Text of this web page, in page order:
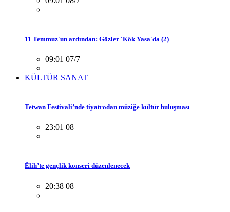
11 Temmuz'un ardından: Gözler 'Kök Yasa'da (2)
09:01 07/7
KÜLTÜR SANAT
Tetwan Festivali’nde tiyatrodan müziğe kültür buluşması
23:01 08
Êlih’te gençlik konseri düzenlenecek
20:38 08